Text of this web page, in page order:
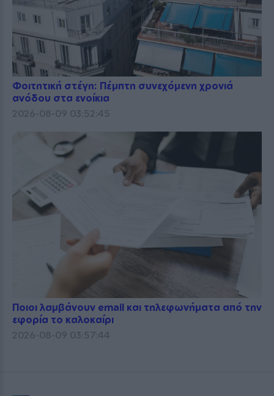
Φοιτητική στέγη: Πέμπτη συνεχόμενη χρονιά
ανόδου στα ενοίκια
2026-08-09 03:52:45
Ποιοι λαμβάνουν email και τηλεφωνήματα από την
εφορία το καλοκαίρι
2026-08-09 03:57:44